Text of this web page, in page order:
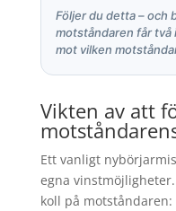
Följer du detta – och
motståndaren får två
mot vilken
Vikten av att
Ett vanligt
egna
koll på